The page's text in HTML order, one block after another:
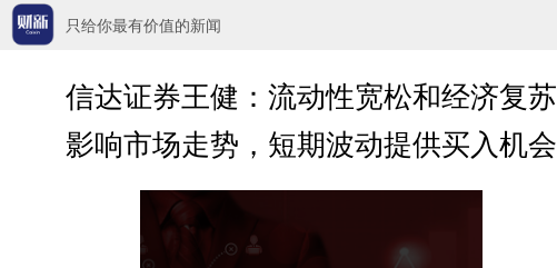
只给你最有价值的新闻
信达证券王健：流动性宽松和经济复苏
影响市场走势，短期波动提供买入机会